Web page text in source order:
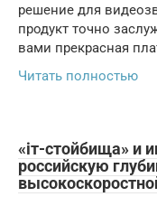
решение для
продукт точно
вами прекрасная
Читать полностью
«iт-стойбища» и
российскую